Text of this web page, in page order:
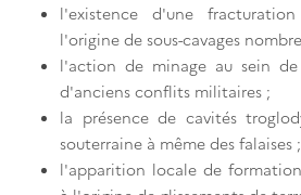
l'existence d'une
l'origine de sous-cavages
l'action de minage au sein de
d'anciens conflits militaires ;
la présence de cavités
souterraine à même des falaises ;
l'apparition locale de